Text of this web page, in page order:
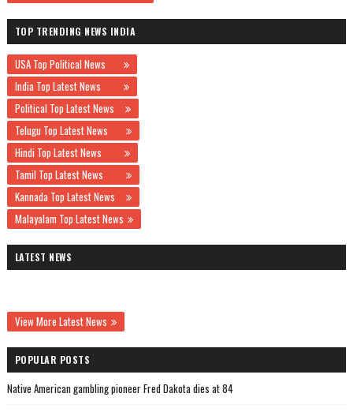
TOP TRENDING NEWS INDIA
USA Top Political News
India Top Latest News
Political Top Latest News
Telugu Top Latest News
Hindi Top Latest News
Tamil Top Latest News
Kannada Top Latest News
Malayalam Top Latest News
LATEST NEWS
View More Latest News
POPULAR POSTS
Native American gambling pioneer Fred Dakota dies at 84